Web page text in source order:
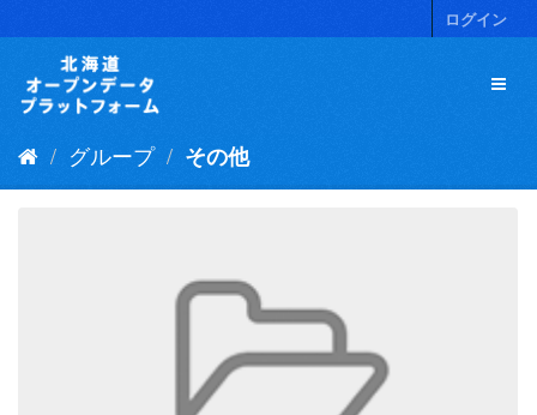
キ
ログイン
グループ その他